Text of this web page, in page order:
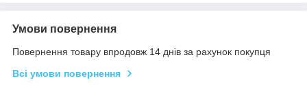
Умови повернення
Повернення товару впродовж 14 днів за рахунок покупця
Всі умови повернення